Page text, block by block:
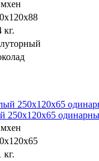
кг.
250х120х65
кг.